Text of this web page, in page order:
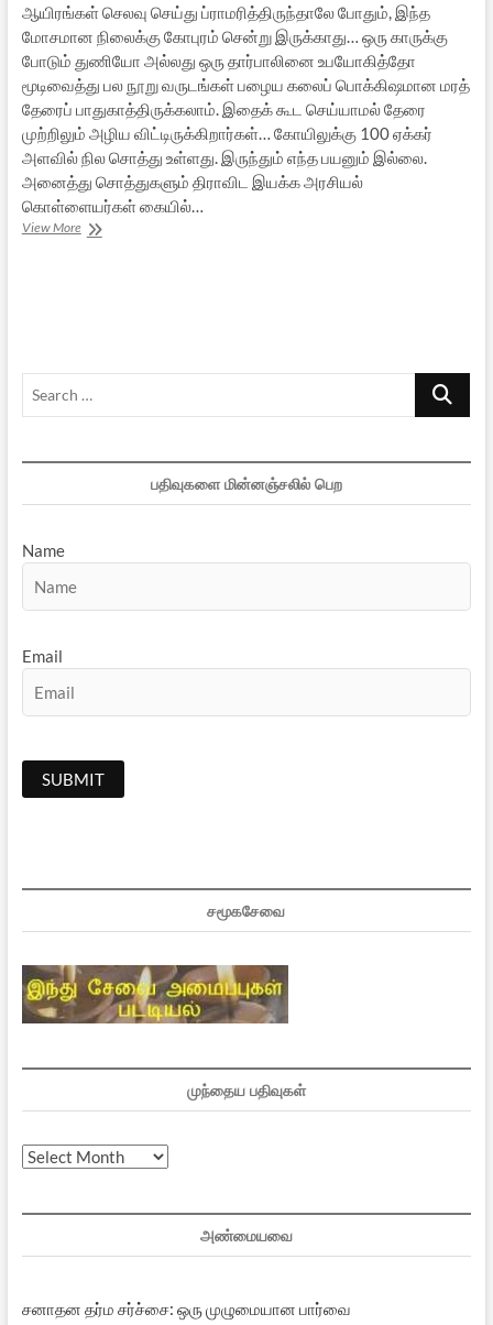
ஆயிரங்கள் செலவு செய்து ப்ராமரித்திருந்தாலே போதும், இந்த
மோசமான நிலைக்கு கோபுரம் சென்று இருக்காது… ஒரு காருக்கு
போடும் துணியோ அல்லது ஒரு தார்பாலினை உபயோகித்தோ
மூடிவைத்து பல நூறு வருடங்கள் பழைய கலைப் பொக்கிஷமான மரத்
தேரைப் பாதுகாத்திருக்கலாம். இதைக் கூட செய்யாமல் தேரை
முற்றிலும் அழிய விட்டிருக்கிறார்கள்… கோயிலுக்கு 100 ஏக்கர்
அளவில் நில சொத்து உள்ளது. இருந்தும் எந்த பயனும் இல்லை.
அனைத்து சொத்துகளும் திராவிட இயக்க அரசியல்
கொள்ளையர்கள் கையில்…
View Moreஅயோத்தியா
Search
பதிவுகளை மின்னஞ்சலில் பெற
Name
Email
சமூகசேவை
முந்தைய பதிவுகள்
முந்தைய
அண்மையவை
சனாதன தர்ம சர்ச்சை: ஒரு முழுமையான பார்வை